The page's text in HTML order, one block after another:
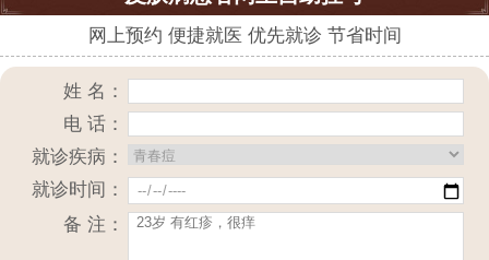
网上预约 便捷就医 优先就诊 节省时间
姓 名：
电 话：
就诊疾病：
就诊时间：
备 注：